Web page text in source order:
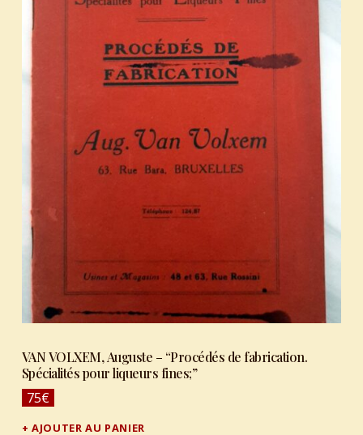
VAN VOLXEM, Auguste – “Procédés de fabrication.
Spécialités pour liqueurs fines;”
75€
AJOUTER AU PANIER